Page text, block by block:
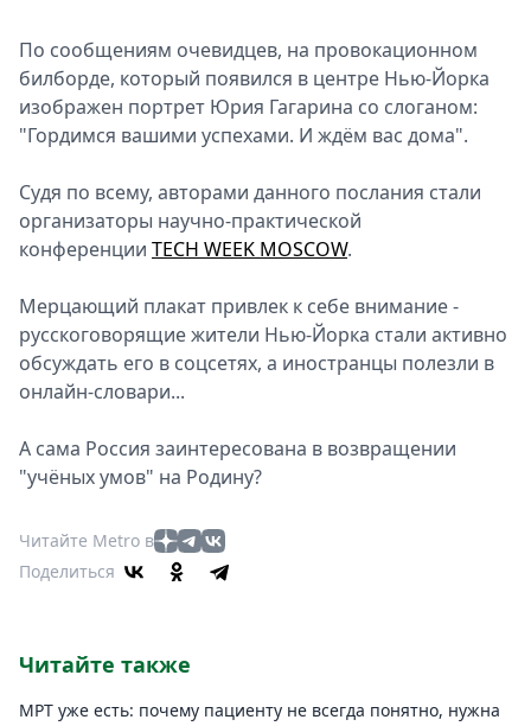
По сообщениям очевидцев, на провокационном
билборде, который появился в центре Нью-Йорка
изображен портрет Юрия Гагарина со слоганом:
"Гордимся вашими успехами. И ждём вас дома".
Судя по всему, авторами данного послания стали
организаторы научно-практической
конференции TECH WEEK MOSCOW.
Мерцающий плакат привлек к себе внимание -
русскоговорящие жители Нью-Йорка стали активно
обсуждать его в соцсетях, а иностранцы полезли в
онлайн-словари...
А сама Россия заинтересована в возвращении
"учёных умов" на Родину?
Читайте Metro в
Поделиться
Читайте также
МРТ уже есть: почему пациенту не всегда понятно, нужна